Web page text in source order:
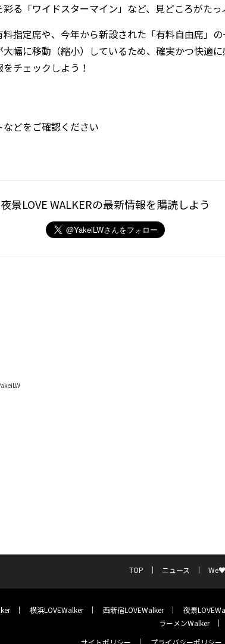
る「ワイドスターマイン」など、見どころがたっ
指定席や、今年から新設された「有料自由席」の
幅に移動（縮小）しているため、確実かつ快適
チェックしよう！
どをご確認ください
夜景LOVE WALKERの最新情報を購読しよう
TOP ニュース
横浜LOVEWalker 西新宿LOVEWalker 夜景
ラーメンWalker
サイトポリシー
プライバシーポリシー